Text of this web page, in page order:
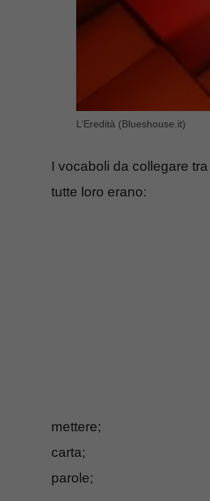
L’Eredità (Blueshouse.it)
I vocaboli da collegare
tutte loro erano:
mettere;
carta;
parole;